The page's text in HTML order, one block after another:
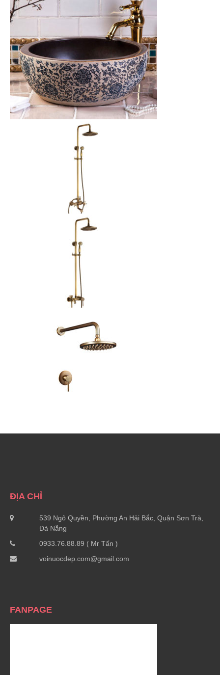
ĐỊA CHỈ
539 Ngô Quyền, Phường An Hải Bắc, Quận Sơn Trà,
Đà Nẵng
0933.76.88.89 ( Mr Tấn )
voinuocdep.com@gmail.com
FANPAGE